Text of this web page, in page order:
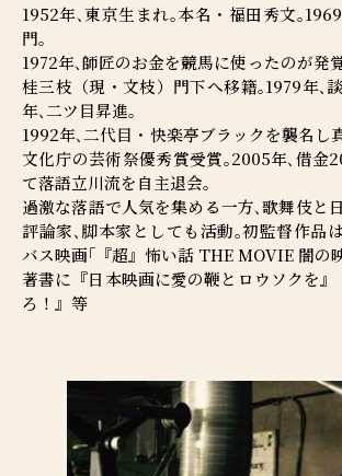
1952年､東京生まれ｡本名・福田秀文｡
門｡
1972年､師匠のお金を競馬に使ったのが発
桂三枝（現・文枝）門下へ移籍｡1979年､
年､二ツ目昇進｡
1992年､二代目・快楽亭ブラックを襲名し
文化庁の芸術祭優秀賞受賞｡2005年､借金
て落語立川流を自主退会｡
過激な落語で人気を集める一方､歌舞伎と
評論家､脚本家としても活動｡初監督作品
バス映画｢『超』怖い話 THE MOVIE 闇の
著書に『日本映画に愛の鞭とロウソクを
ろ！』等